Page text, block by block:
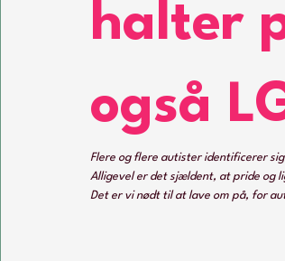
halter
også
Flere og flere autister identificerer
Alligevel er det sjældent, at pride og
Det er vi nødt til at lave om på, for